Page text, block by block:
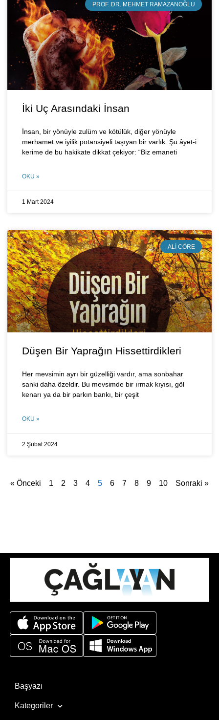
PROF. DR. MEHMET RAMAZANOĞLU
İki Uç Arasındaki İnsan
İnsan, bir yönüyle zulüm ve kötülük, diğer yönüyle
merhamet ve iyilik potansiyeli taşıyan bir varlık. Şu âyet-i
kerime de bu hakikate dikkat çekiyor: “Biz emaneti
OKU »
1 Mart 2024
ALI CÖRE
Düşen Bir Yaprağın Hissettirdikleri
Her mevsimin ayrı bir güzelliği vardır, ama sonbahar
sanki daha özeldir. Bu mevsimde bir ırmak kıyısı, göl
kenarı ya da bir parkın bankı, bir çeşit
OKU »
2 Şubat 2024
« Önceki 1 2 3 4 5 6 7 8 9 10 Sonraki »
Başyazı
Kategoriler